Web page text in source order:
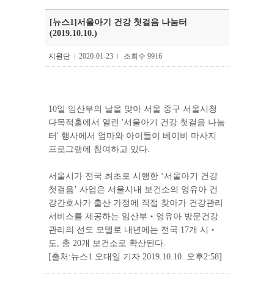
[뉴스1]서울아기 건강 첫걸음 나눔터
(2019.10.10.)
지원단 l 2020-01-23 l 조회수 9916
10일 임산부의 날을 맞아 서울 중구 서울시청
다목적홀에서 열린 '서울아기 건강 첫걸음 나눔
터' 행사에서 엄마와 아이들이 베이비 마사지
프로그램에 참여하고 있다.
서울시가 전국 최초로 시행한 ‘서울아기 건강
첫걸음’ 사업은 서울시내 보건소의 영유아 건
강간호사가 출산 가정에 직접 찾아가 건강관리
서비스를 제공하는 임산부‧영유아 방문건강
관리의 선도 모델로 내년에는 전국 17개 시‧
도, 총 20개 보건소로 확산된다.
[출처:뉴스1 오대일 기자 2019.10.10. 오후2:58]